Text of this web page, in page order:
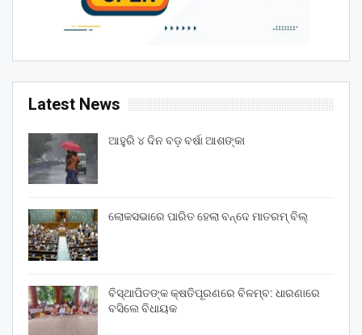
Latest News
ଆହୁରି ୪ ଦିନ ବଡ଼ ବର୍ଷା ଆଶଙ୍କା
ଲୋକସଭାରେ ପାରିତ ହେଲା ବନ୍ଦେ ମାତରମ୍‌ ବିଲ୍‌
ବିସ୍ଥାପିତଙ୍କ କ୍ଷତିପୂରଣରେ ବିଳମ୍ବ: ଧାରଣାରେ
ବସିଲେ ବିଧାୟକ